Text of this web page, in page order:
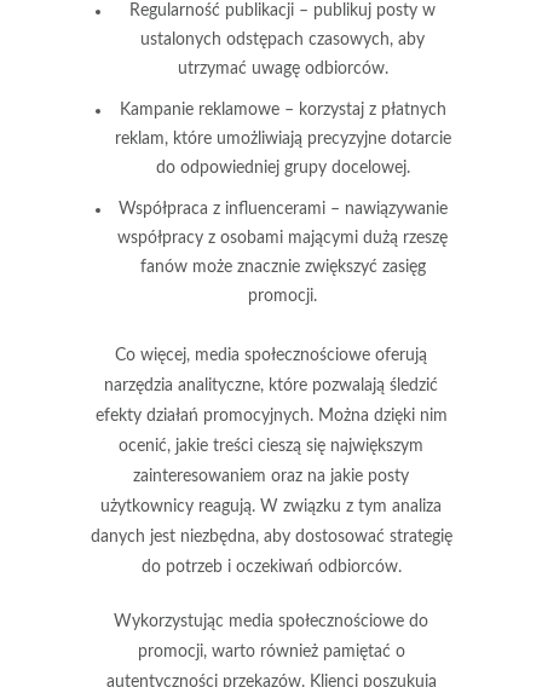
Regularność publikacji – publikuj posty w
ustalonych odstępach czasowych, aby
utrzymać uwagę odbiorców.
Kampanie reklamowe– korzystaj z płatnych
reklam, które umożliwiają precyzyjne dotarcie
do odpowiedniej grupy docelowej.
Współpraca z influencerami– nawiązywanie
współpracy z osobami mającymi dużą rzeszę
fanów może znacznie zwiększyć zasięg
promocji.
Co więcej, media społecznościowe oferują
narzędzia analityczne, które pozwalają śledzić
efekty działań promocyjnych. Można dzięki nim
ocenić, jakie treści cieszą się największym
zainteresowaniem oraz na jakie posty
użytkownicy reagują. W związku z tym analiza
danych jest niezbędna, aby dostosować strategię
do potrzeb i oczekiwań odbiorców.
Wykorzystując media społecznościowe do
promocji, warto również pamiętać o
autentycznościprzekazów. Klienci poszukują